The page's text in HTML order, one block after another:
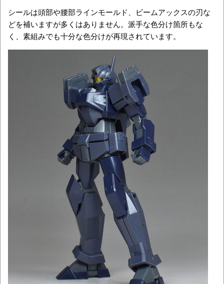
シールは頭部や腰部ラインモールド、ビームアックスの刃な
どを補いますが多くはありません。派手な色分け箇所もな
く、素組みでも十分な色分けが再現されています。